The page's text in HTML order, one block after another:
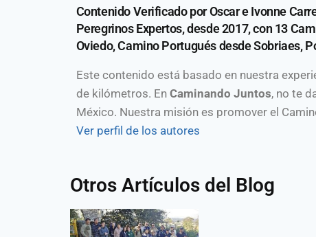
Contenido Verificado por Oscar e Ivonne
Peregrinos Expertos, desde 2017, con 13
Oviedo, Camino Portugués desde Sobriaes,
Este contenido está basado en nuestra
de kilómetros. En Caminando Juntos, no te
México. Nuestra misión es promover el
Ver perfil de los autores
Otros Artículos del Blog